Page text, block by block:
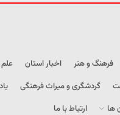
فرهنگ و هنر اخبار استان
گردشگری و میراث فرهنگی
ها
ارتباط با ما